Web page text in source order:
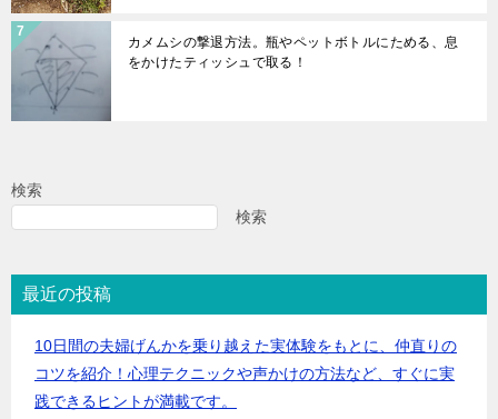
カメムシの撃退方法。瓶やペットボトルにためる、息
をかけたティッシュで取る！
検索
検索
最近の投稿
10日間の夫婦げんかを乗り越えた実体験をもとに、仲直りの
コツを紹介！心理テクニックや声かけの方法など、すぐに実
践できるヒントが満載です。